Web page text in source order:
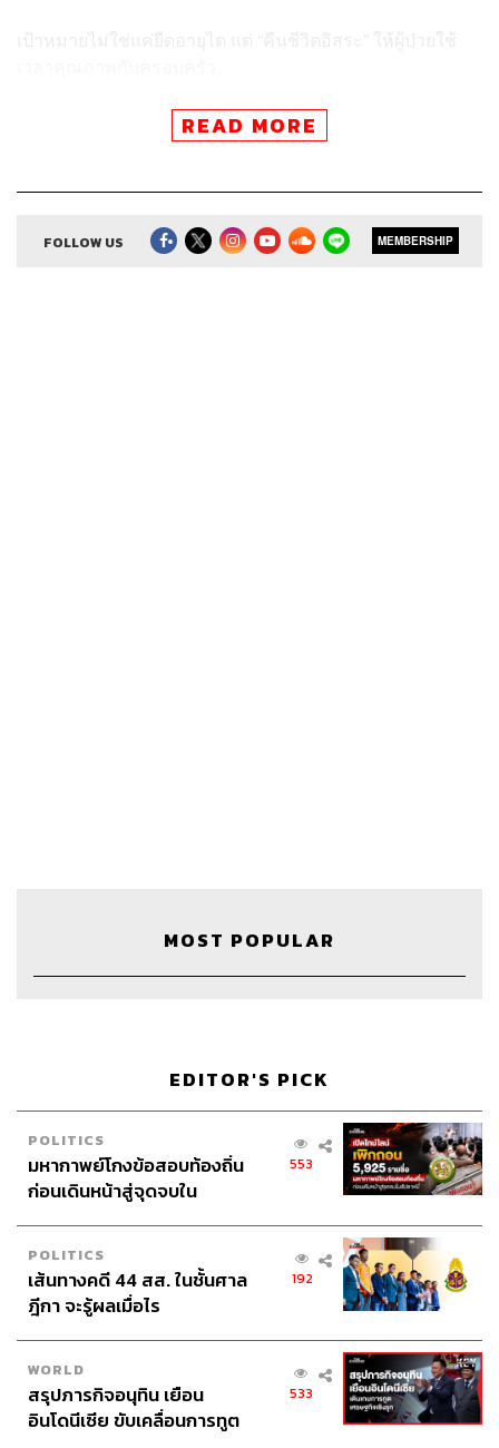
เป้าหมายไม่ใช่แค่ยืดอายุไต แต่ “คืนชีวิตอิสระ” ให้ผู้ป่วยใช้
โดยปัจจุบันประเทศไทยมีผู้ป่วยไตวายเรื้อรังกว่า 16 ล้านคน
และเพิ่มขึ้นทุกปี Vantive จึงตั้งโรงงานในไทยเพื่อพร้อมดูแลผู้
ป่วยสิทธิบัตรทองได้มีโอกาสล้างไตได้เองที่บ้านทั้งประหยัด
งบและยกระดับคุณภาพชีวิต
Credits
READ MORE
FOLLOW US MEMBERSHIP
MOST POPULAR
EDITOR'S PICK
POLITICS
มหากาพย์โกงข้อสอบท้องถิ่น
ก่อนเดินหน้าสู่จุดจบใน
553
POLITICS
เส้นทางคดี 44 สส. ในชั้นศาล
ฎีกา จะรู้ผลเมื่อไร
192
WORLD
สรุปภารกิจอนุทิน เยือน
อินโดนีเซีย ขับเคลื่อนการทูต
533